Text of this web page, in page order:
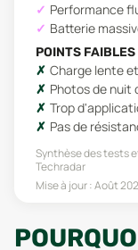
Performance
Batterie
POINTS FAIBLES
Charge lente
Photos de nuit
Trop
Pas de
Synthèse des tests
Techradar
Mise à jour :Août